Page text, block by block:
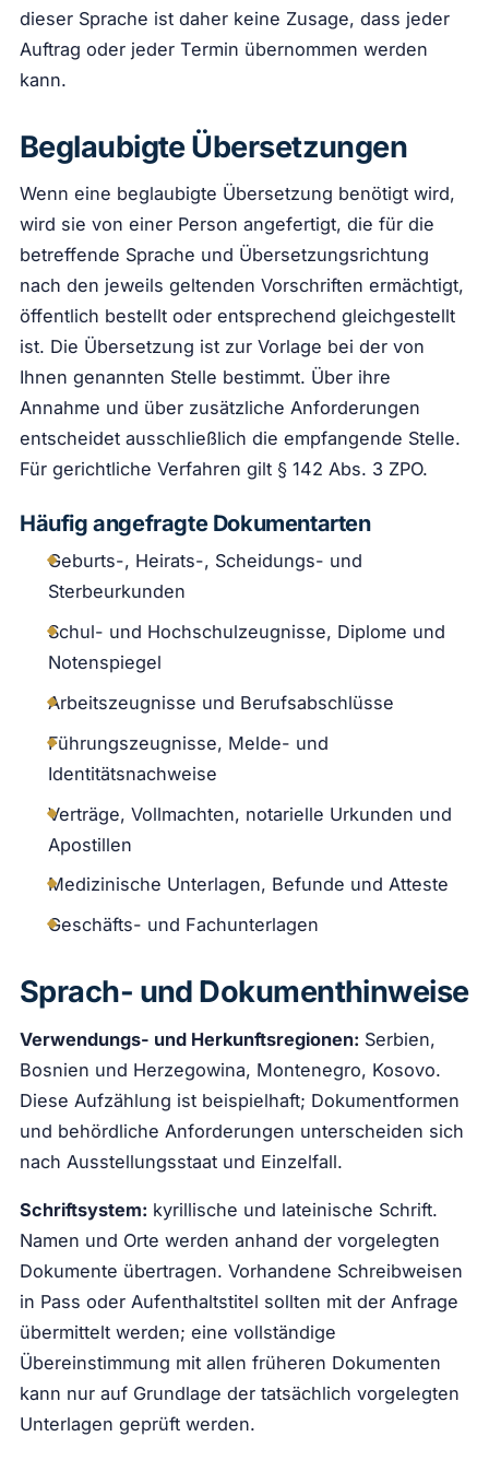
dieser Sprache ist daher keine Zusage, dass jeder
Auftrag oder jeder Termin übernommen werden
kann.
Beglaubigte Übersetzungen
Wenn eine beglaubigte Übersetzung benötigt wird,
wird sie von einer Person angefertigt, die für die
betreffende Sprache und Übersetzungsrichtung
nach den jeweils geltenden Vorschriften ermächtigt,
öffentlich bestellt oder entsprechend gleichgestellt
ist. Die Übersetzung ist zur Vorlage bei der von
Ihnen genannten Stelle bestimmt. Über ihre
Annahme und über zusätzliche Anforderungen
entscheidet ausschließlich die empfangende Stelle.
Für gerichtliche Verfahren gilt § 142 Abs. 3 ZPO.
Häufig angefragte Dokumentarten
Geburts-, Heirats-, Scheidungs- und
Sterbeurkunden
Schul- und Hochschulzeugnisse, Diplome und
Notenspiegel
Arbeitszeugnisse und Berufsabschlüsse
Führungszeugnisse, Melde- und
Identitätsnachweise
Verträge, Vollmachten, notarielle Urkunden und
Apostillen
Medizinische Unterlagen, Befunde und Atteste
Geschäfts- und Fachunterlagen
Sprach- und Dokumenthinweise
Verwendungs- und Herkunftsregionen: Serbien,
Bosnien und Herzegowina, Montenegro, Kosovo.
Diese Aufzählung ist beispielhaft; Dokumentformen
und behördliche Anforderungen unterscheiden sich
nach Ausstellungsstaat und Einzelfall.
Schriftsystem: kyrillische und lateinische Schrift.
Namen und Orte werden anhand der vorgelegten
Dokumente übertragen. Vorhandene Schreibweisen
in Pass oder Aufenthaltstitel sollten mit der Anfrage
übermittelt werden; eine vollständige
Übereinstimmung mit allen früheren Dokumenten
kann nur auf Grundlage der tatsächlich vorgelegten
Unterlagen geprüft werden.